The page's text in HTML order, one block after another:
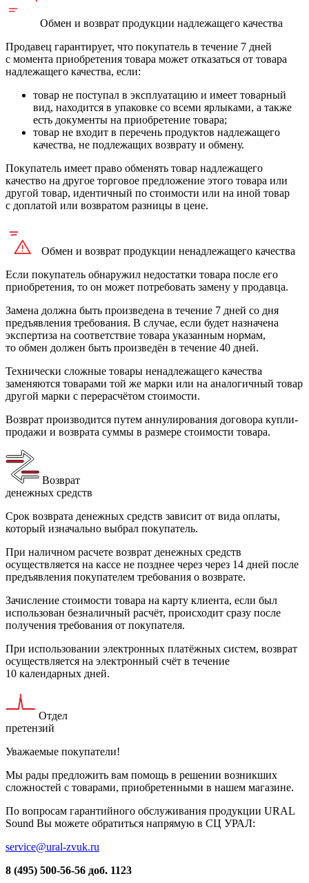
Обмен и возврат продукции надлежащего качества
Продавец гарантирует, что покупатель в течение 7 дней
с момента приобретения товара может отказаться от товара
надлежащего качества, если:
товар не поступал в эксплуатацию и имеет товарный
вид, находится в упаковке со всеми ярлыками, а также
есть документы на приобретение товара;
товар не входит в перечень продуктов надлежащего
качества, не подлежащих возврату и обмену.
Покупатель имеет право обменять товар надлежащего
качество на другое торговое предложение этого товара или
другой товар, идентичный по стоимости или на иной товар
с доплатой или возвратом разницы в цене.
Обмен и возврат продукции ненадлежащего качества
Если покупатель обнаружил недостатки товара после его
приобретения, то он может потребовать замену у продавца.
Замена должна быть произведена в течение 7 дней со дня
предъявления требования. В случае, если будет назначена
экспертиза на соответствие товара указанным нормам,
то обмен должен быть произведён в течение 40 дней.
Технически сложные товары ненадлежащего качества
заменяются товарами той же марки или на аналогичный товар
другой марки с перерасчётом стоимости.
Возврат производится путем аннулирования договора купли-
продажи и возврата суммы в размере стоимости товара.
Возврат
денежных средств
Срок возврата денежных средств зависит от вида оплаты,
который изначально выбрал покупатель.
При наличном расчете возврат денежных средств
осуществляется на кассе не позднее через через 14 дней после
предъявления покупателем требования о возврате.
Зачисление стоимости товара на карту клиента, если был
использован безналичный расчёт, происходит сразу после
получения требования от покупателя.
При использовании электронных платёжных систем, возврат
осуществляется на электронный счёт в течение
10 календарных дней.
Отдел
претензий
Уважаемые покупатели!
Мы рады предложить вам помощь в решении возникших
сложностей c товарами, приобретенными в нашем магазине.
По вопросам гарантийного обслуживания продукции URAL
Sound Вы можете обратиться напрямую в СЦ УРАЛ:
service@ural-zvuk.ru
8 (495) 500-56-56 доб. 1123